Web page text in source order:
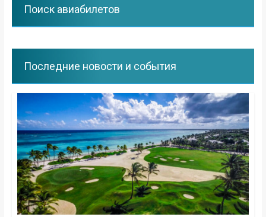
Поиск авиабилетов
Последние новости и события